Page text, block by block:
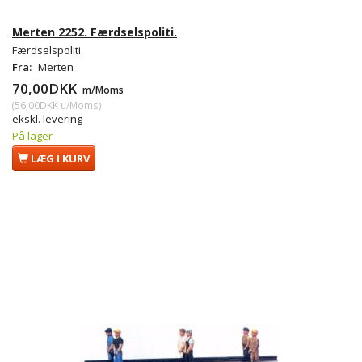
Merten 2252. Færdselspoliti.
Færdselspoliti.
Fra: Merten
70,00DKK m/Moms
(56,00DKK u/Moms)
ekskl. levering
På lager
LÆG I KURV